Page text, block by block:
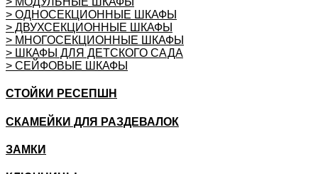
> ОДНОСЕКЦИОННЫЕ ШКАФЫ
> ДВУХСЕКЦИОННЫЕ ШКАФЫ
> МНОГОСЕКЦИОННЫЕ ШКАФЫ
> ШКАФЫ ДЛЯ ДЕТСКОГО САДА
> СЕЙФОВЫЕ ШКАФЫ
СТОЙКИ РЕСЕПШН
СКАМЕЙКИ ДЛЯ РАЗДЕВАЛОК
ЗАМКИ